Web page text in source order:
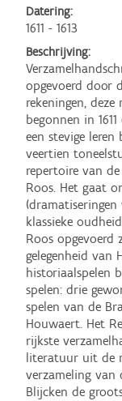
Datering:
1611 - 1613
Beschrijving:
opgevoerd door
rekeningen,
begonnen in
een stevige
veertien
repertoire van de
Roos. Het gaat
klassieke
Roos opgevoerd
gelegenheid van
historiaalspelen
spelen: drie
spelen van de
Houwaert. Het
rijkste
literatuur uit de
verzameling van
Blijcken de